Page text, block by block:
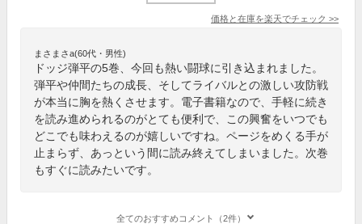
価格と在庫を楽天でチェック >>
まさまさa(60代・男性)
ドッジ弾平の5巻、今回も熱い闘球に引き込まれました。
弾平や仲間たちの成長、そしてライバルとの激しい攻防戦
が本当に胸を熱くさせます。電子書籍なので、手軽に続き
を読み進められるのがとても便利で、この興奮をいつでも
どこでも味わえるのが嬉しいですね。ページをめくる手が
止まらず、あっという間に読み終えてしまいました。次巻
もすぐに読みたいです。
全てのおすすめコメント（2件）